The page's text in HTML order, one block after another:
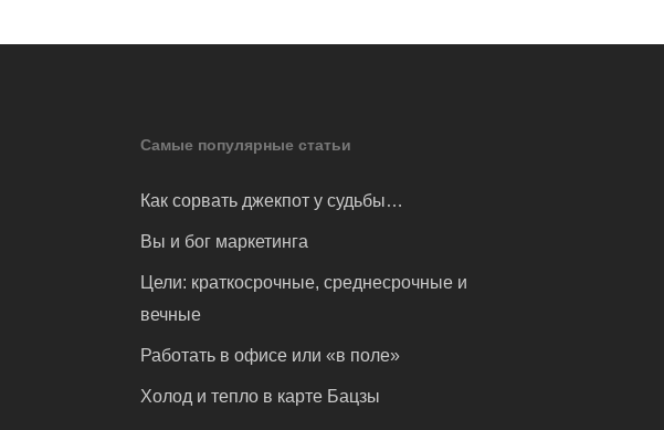
Самые популярные статьи
Как сорвать джекпот у судьбы…
Вы и бог маркетинга
Цели: краткосрочные, среднесрочные и
вечные
Работать в офисе или «в поле»
Холод и тепло в карте Бацзы